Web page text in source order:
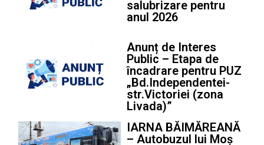
salubrizare pentru
anul 2026
Anunț de Interes
Public – Etapa de
încadrare pentru PUZ
„Bd.Independentei-
str.Victoriei (zona
Livada)”
IARNA BĂIMĂREANĂ
– Autobuzul lui Moș